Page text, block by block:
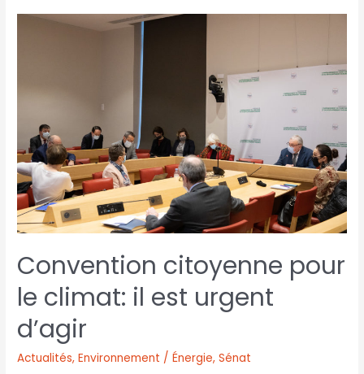
Convention citoyenne pour
le climat: il est urgent
d’agir
Actualités,Environnement / Énergie,Sénat